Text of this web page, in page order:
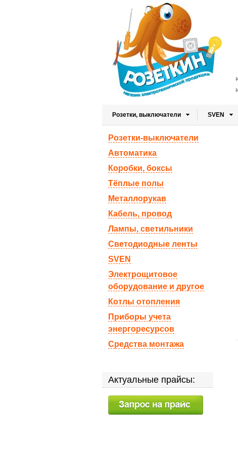
Розетки, выключатели SVEN
Розетки-выключатели
Автоматика
Коробки, боксы
Тёплые полы
Металлорукав
Кабель, провод
Лампы, светильники
Светодиодные ленты
SVEN
Электрощитовое
оборудование и другое
Котлы отопления
Приборы учета
энергоресурсов
Средства монтажа
Актуальные прайсы: